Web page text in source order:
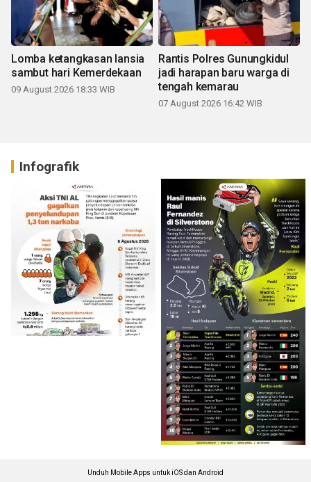
Lomba ketangkasan lansia
sambut hari Kemerdekaan
09 August 2026 18:33 WIB
Rantis Polres Gunungkidul
jadi harapan baru warga di
tengah kemarau
07 August 2026 16:42 WIB
Infografik
Unduh Mobile Apps untuk iOS dan Android